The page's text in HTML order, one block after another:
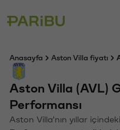
Anasayfa Aston Villa fiyatı
Aston Villa (AVL)
Performansı
Aston Villa'nın yıllar